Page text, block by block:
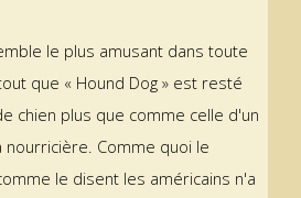
le plus amusant dans toute
que « Hound Dog » est resté
chien plus que comme celle d'un
nourricière. Comme quoi le
le disent les américains n'a